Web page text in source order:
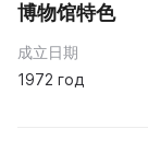
博物馆特色
成立日期
1972 год